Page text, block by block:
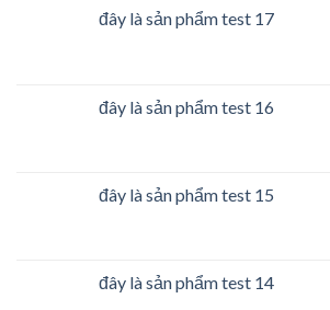
đây là sản phẩm test 17
đây là sản phẩm test 16
đây là sản phẩm test 15
đây là sản phẩm test 14